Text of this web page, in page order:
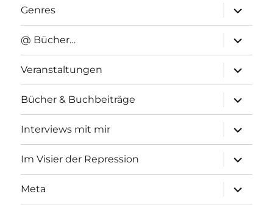
Genres
anzeigen
@ Bücher…
anzeigen
Veranstaltungen
anzeigen
Bücher & Buchbeiträge
anzeigen
Interviews mit mir
anzeigen
Im Visier der Repression
anzeigen
Meta
anzeigen